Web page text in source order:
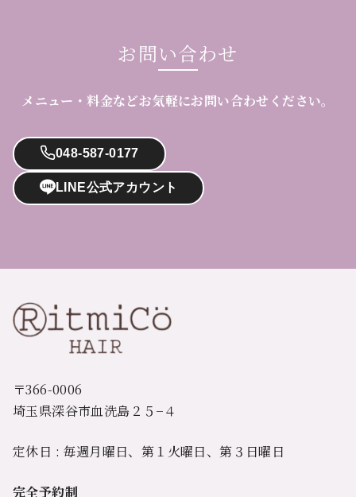
お問い合わせ
メニュー・料金などお気軽にお問い合わせください。
048-587-0177
LINE公式アカウント
〒366-0006
埼玉県深谷市血洗島２５−４
定休日 : 毎週月曜日、第１火曜日、第３日曜日
完全予約制